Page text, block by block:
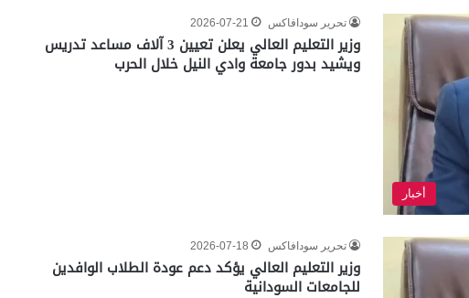
أخبار
تحرير سودافاكس 2026-07-21
وزير التعليم العالي يعلن تعيين 3 آلاف مساعد تدريس
ويشيد بدور جامعة وادي النيل خلال الحرب
تحرير سودافاكس 2026-07-18
وزير التعليم العالي يؤكد دعم عودة الطلاب الوافدين
للجامعات السودانية